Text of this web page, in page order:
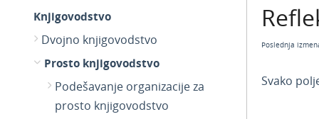
Knjigovodstvo
Dvojno knjigovodstvo
Prosto knjigovodstvo
Podešavanje organizacije za
prosto knjigovodstvo
Poslednja
Svako